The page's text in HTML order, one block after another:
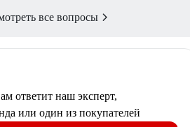
все вопросы
ответит наш эксперт,
или один из покупателей